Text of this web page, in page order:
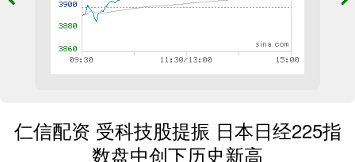
仁信配资 受科技股提振 日本日经225指
数盘中创下历史新高